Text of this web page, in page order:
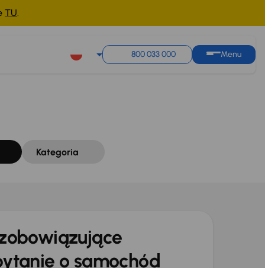
TU.
800 033 000 Menu
Kategoria
o samochód